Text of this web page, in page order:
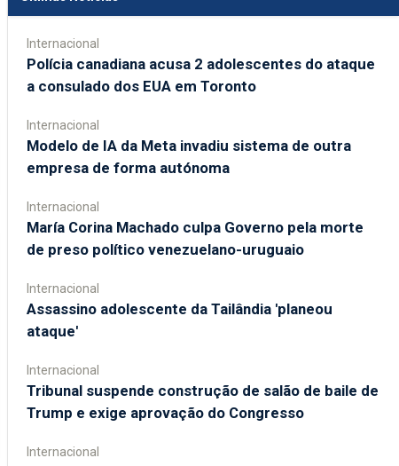
Internacional
Polícia canadiana acusa 2 adolescentes do ataque
a consulado dos EUA em Toronto
Internacional
Modelo de IA da Meta invadiu sistema de outra
empresa de forma autónoma
Internacional
María Corina Machado culpa Governo pela morte
de preso político venezuelano-uruguaio
Internacional
Assassino adolescente da Tailândia 'planeou
ataque'
Internacional
Tribunal suspende construção de salão de baile de
Trump e exige aprovação do Congresso
Internacional